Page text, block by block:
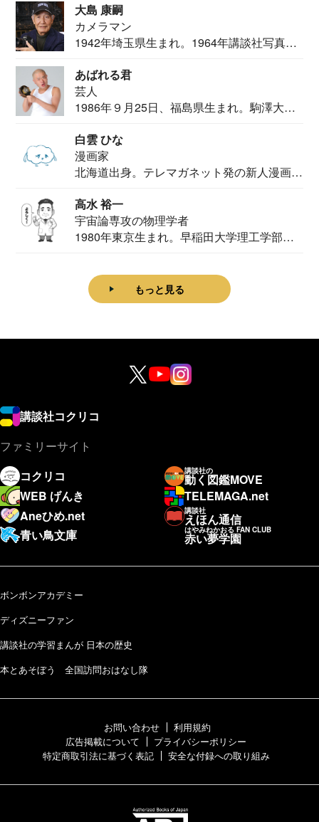
大島 康嗣
カメラマン
1942年埼玉県生まれ。1964年講談社写真部
あばれる君
芸人
1986年９月25日、福島県生まれ。駒澤大学
白雲 ひな
漫画家
北海道出身。テレマガネット発の新人漫画
高水 裕一
宇宙論専攻の物理学者
1980年東京生まれ。早稲田大学理工学部物
もっと見る
講談社コクリコ
ファミリーサイト
コクリコ
講談社の
動く図鑑MOVE
WEB げんき
TELEMAGA.net
Aneひめ.net
講談社
えほん通信
青い鳥文庫
はやみねかおる FAN CLUB
赤い夢学園
ボンボンアカデミー
ディズニーファン
講談社の学習まんが 日本の歴史
本とあそぼう 全国訪問おはなし隊
お問い合わせ
利用規約
広告掲載について
プライバシーポリシー
特定商取引法に基づく表記
安全な付録への取り組み